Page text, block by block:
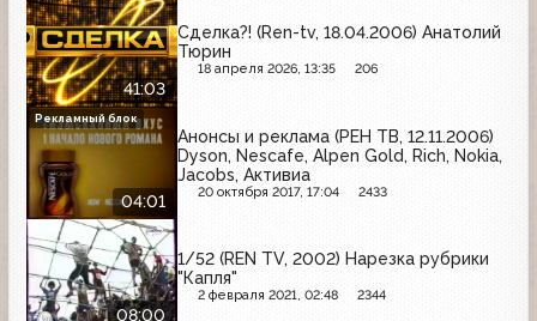
41:03
Сделка?! (Ren-tv, 18.04.2006) Анатолий
Тюрин
18 апреля 2026, 13:35 206
04:01
Анонсы и реклама (РЕН ТВ, 12.11.2006)
Dyson, Nescafe, Alpen Gold, Rich, Nokia,
Jacobs, Активиа
20 октября 2017, 17:04 2433
Рекламный блок
08:00
1/52 (REN TV, 2002) Нарезка рубрики
"Капля"
2 февраля 2021, 02:48 2344